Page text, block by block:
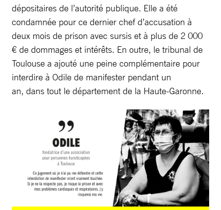
dépositaires de l’autorité publique. Elle a été
condamnée pour ce dernier chef d’accusation à
deux mois de prison avec sursis et à plus de 2 000
€ de dommages et intérêts. En outre, le tribunal de
Toulouse a ajouté une peine complémentaire pour
interdire à Odile de manifester pendant un
an, dans tout le département de la Haute-Garonne.